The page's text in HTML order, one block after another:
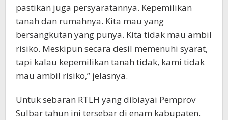
pastikan juga persyaratannya. Kepemilikan
tanah dan rumahnya. Kita mau yang
bersangkutan yang punya. Kita tidak mau ambil
risiko. Meskipun secara desil memenuhi syarat,
tapi kalau kepemilikan tanah tidak, kami tidak
mau ambil risiko,” jelasnya.
Untuk sebaran RTLH yang dibiayai Pemprov
Sulbar tahun ini tersebar di enam kabupaten.